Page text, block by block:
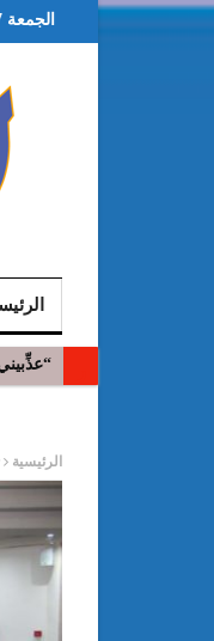
الجمعة 7 أغسطس 2026
الرئيسية